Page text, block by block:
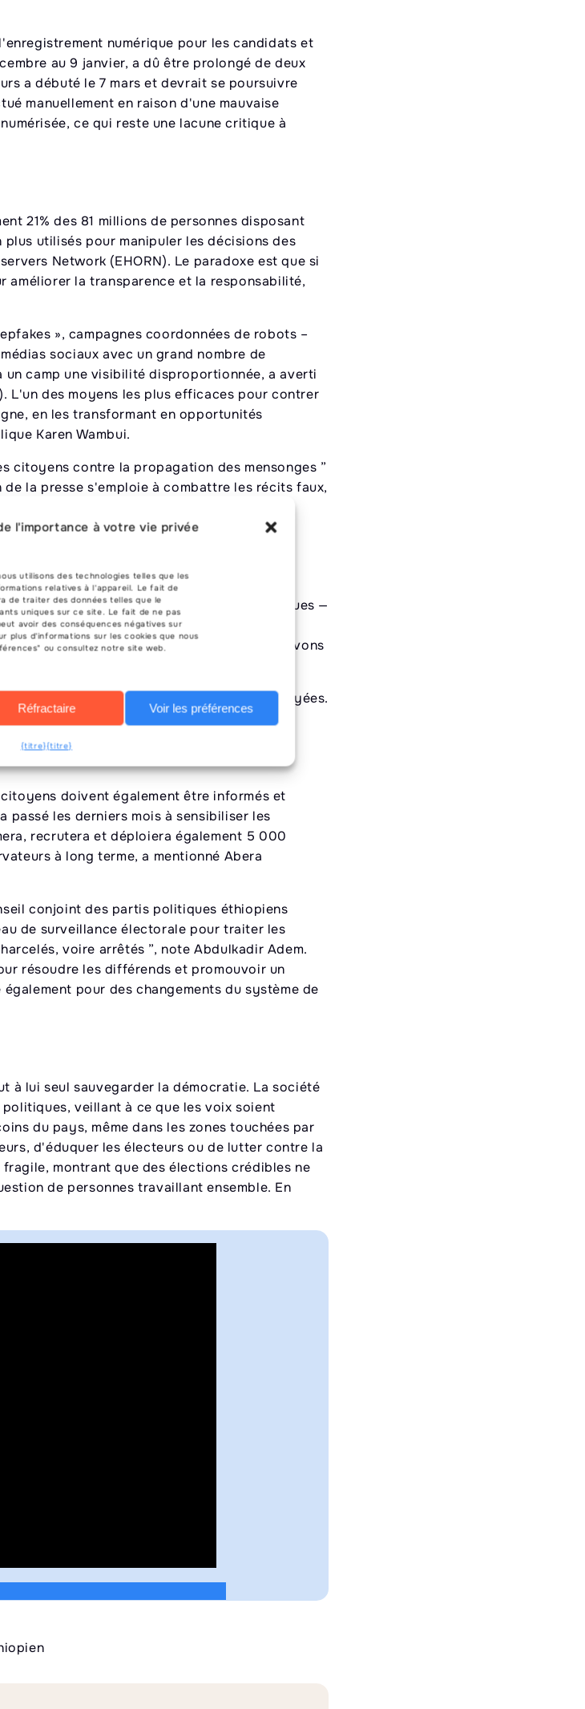
l'importance à votre vie privée
utilisons des technologies telles que les
relatives à l'appareil. Le fait de
de traiter des données telles que le
uniques sur ce site. Le fait de ne pas
avoir des conséquences négatives sur
plus d'informations sur les cookies que nous
ou consultez notre site web.
Réfractaire Voir les préférences
{titre}{titre}
numérique pour les candidats et
au 9 janvier, a dû être prolongé de deux
a débuté le 7 mars et devrait se poursuivre
manuellement en raison d'une mauvaise
ce qui reste une lacune critique à
21% des 81 millions de personnes disposant
utilisés pour manipuler les décisions des
Network (EHORN). Le paradoxe est que si
améliorer la transparence et la responsabilité,
», campagnes coordonnées de robots –
sociaux avec un grand nombre de
camp une visibilité disproportionnée, a averti
L'un des moyens les plus efficaces pour contrer
en les transformant en opportunités
Karen Wambui.
citoyens contre la propagation des mensonges ”
la presse s'emploie à combattre les récits faux,
le pays très vulnérable aux coupures
exposer et raviver des tensions non résolues —
Perry Aritu du Women Democracy Network
qui ne discrimine pas. En Ouganda, nous avons
forces de police régulières qui sont déployées.
doivent également être informés et
passé les derniers mois à sensibiliser les
recrutera et déploiera également 5 000
à long terme, a mentionné Abera
conjoint des partis politiques éthiopiens
de surveillance électorale pour traiter les
voire arrêtés ”, note Abdulkadir Adem.
résoudre les différends et promouvoir un
pour des changements du système de
à lui seul sauvegarder la démocratie. La société
veillant à ce que les voix soient
du pays, même dans les zones touchées par
d'éduquer les électeurs ou de lutter contre la
montrant que des élections crédibles ne
de personnes travaillant ensemble. En